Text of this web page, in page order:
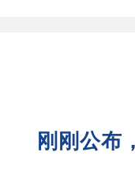
刚刚公布